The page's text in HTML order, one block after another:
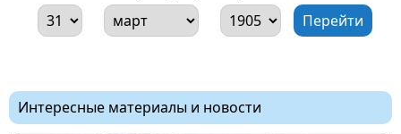
Интересные материалы и новости